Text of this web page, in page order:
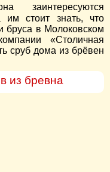
им стоит знать, что
бруса в Молоковском
«Столичная
сруб дома из брёвен
из бревна